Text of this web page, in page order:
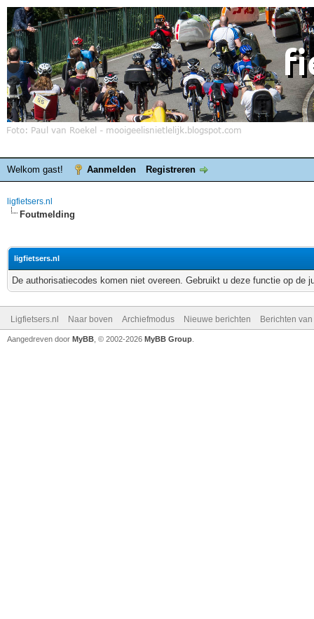
Welkom gast! Aanmelden Registreren
ligfietsers.nl
Foutmelding
ligfietsers.nl
De authorisatiecodes komen niet overeen. Gebruikt u deze functie op de
Ligfietsers.nl Naar boven Archiefmodus Nieuwe berichten Berichten
Aangedreven door MyBB , © 2002-2026 MyBB Group